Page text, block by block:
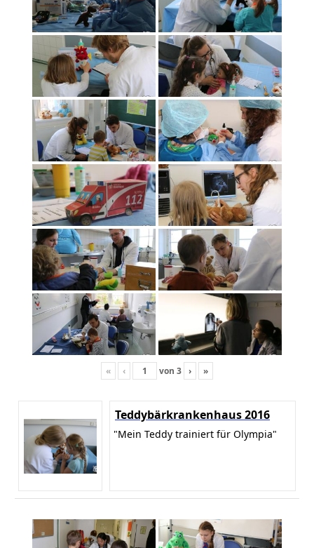
« ‹ von 3 › »
Teddybärkrankenhaus 2016
"Mein Teddy trainiert für Olympia"